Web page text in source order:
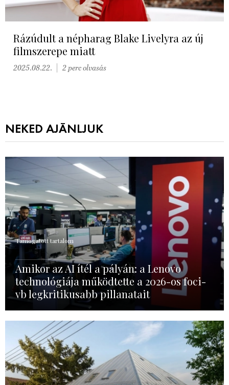
Rázúdult a népharag Blake Livelyra az új
filmszerepe miatt
2025.08.22. 2 perc olvasás
NEKED AJÁNLJUK
Támogatott tartalom
Amikor az AI ítél a pályán: a Lenovo
technológiája működtette a 2026-os foci-
vb legkritikusabb pillanatait